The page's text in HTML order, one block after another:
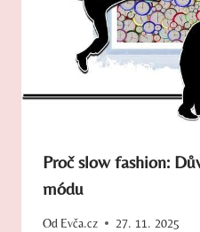
Proč slow fashion:
módu
Od Evča.cz 27. 11. 2025